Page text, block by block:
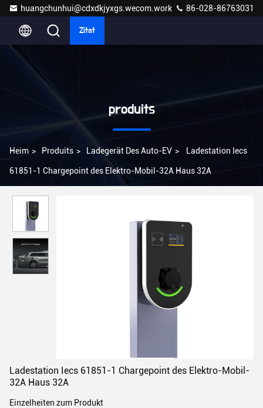
huangchunhui@cdxdkjyxgs.wecom.work 86-028-86763031
Zitat
produits
Heim > Produits > Ladegerät Des Auto-EV > Ladestation Iecs
61851-1 Chargepoint des Elektro-Mobil-32A Haus 32A
Ladestation Iecs 61851-1 Chargepoint des Elektro-Mobil-
32A Haus 32A
Einzelheiten zum Produkt